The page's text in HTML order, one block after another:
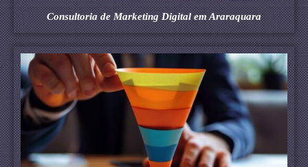
Consultoria de Marketing Digital em Araraquara